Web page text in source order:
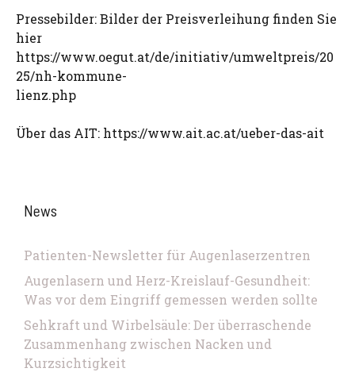
Pressebilder: Bilder der Preisverleihung finden Sie
hier
https://www.oegut.at/de/initiativ/umweltpreis/20
25/nh-kommune-
lienz.php
Über das AIT: https://www.ait.ac.at/ueber-das-ait
News
Patienten-Newsletter für Augenlaserzentren
Augenlasern und Herz-Kreislauf-Gesundheit:
Was vor dem Eingriff gemessen werden sollte
Sehkraft und Wirbelsäule: Der überraschende
Zusammenhang zwischen Nacken und
Kurzsichtigkeit